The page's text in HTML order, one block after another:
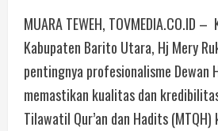
MUARA TEWEH, TOVMEDIA.CO.ID –
Kabupaten Barito Utara, Hj Mery
pentingnya profesionalisme Dewan
memastikan kualitas dan
Tilawatil Qur’an dan Hadits